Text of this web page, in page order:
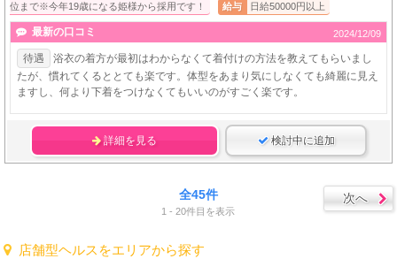
位まで※今年19歳になる姫様から採用です！
給与 日給50000円以上
最新の口コミ 2024/12/09
待遇
浴衣の着方が最初はわからなくて着付けの方法を教えてもらいまし
たが、慣れてくるととても楽です。体型をあまり気にしなくても綺麗に見え
ますし、何より下着をつけなくてもいいのがすごく楽です。
詳細を見る 検討中に追加
次へ
全45件
1 - 20件目を表示
店舗型ヘルスをエリアから探す